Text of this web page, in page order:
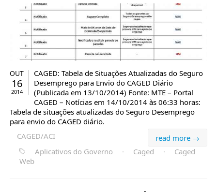
OUT
16
2014
CAGED: Tabela de Situações Atualizadas do Seguro
Desemprego para Envio do CAGED Diário
(Publicada em 13/10/2014) Fonte: MTE – Portal
CAGED – Notícias em 14/10/2014 às 06:33 horas:
Tabela de situações atualizadas do Seguro Desemprego
para envio do CAGED diário.
read more →
CAGED/ACI
Aplicativos do Governo
· Caged ·
Caged
Web